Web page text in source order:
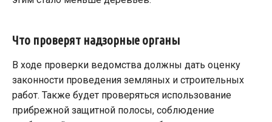
Что проверят надзорные органы
В ходе проверки ведомства должны дать оценку
законности проведения земляных и строительных
работ. Также будет проверяться использование
прибрежной защитной полосы, соблюдение